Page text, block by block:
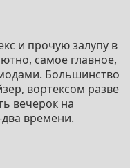
и прочую залупу в
самое главное,
Большинство
вортексом разве
вечерок на
времени.